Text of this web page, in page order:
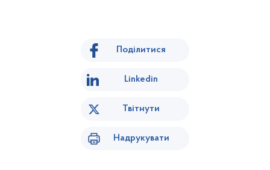
Поділитися
Linkedin
Твітнути
Надрукувати